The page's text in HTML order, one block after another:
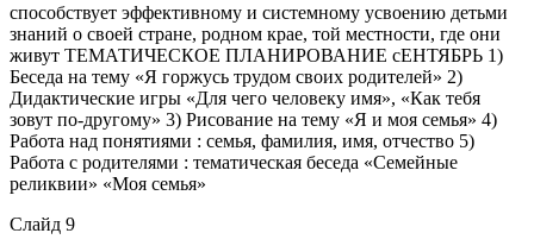
способствует эффективному и системному усвоению детьми
знаний о своей стране, родном крае, той местности, где они
живут ТЕМАТИЧЕСКОЕ ПЛАНИРОВАНИЕ сЕНТЯБРЬ 1)
Беседа на тему «Я горжусь трудом своих родителей» 2)
Дидактические игры «Для чего человеку имя», «Как тебя
зовут по-другому» 3) Рисование на тему «Я и моя семья» 4)
Работа над понятиями : семья, фамилия, имя, отчество 5)
Работа с родителями : тематическая беседа «Семейные
реликвии» «Моя семья»
Слайд 9